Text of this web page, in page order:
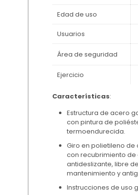
Edad de uso
Usuarios
Área de seguridad
Ejercicio
Características:
Estructura de acero
con pintura de
termoendurecida.
Giro en polietileno de
con recubrimiento de
antideslizante, libre de
mantenimiento y
Instrucciones de uso